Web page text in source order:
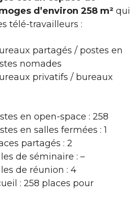
d’environ 258 m² qui
télé-travailleurs :
partagés / postes en
nomades
privatifs / bureaux
en open-space : 258
en salles fermées : 1
partagés : 2
de séminaire : –
de réunion : 4
: 258 places pour